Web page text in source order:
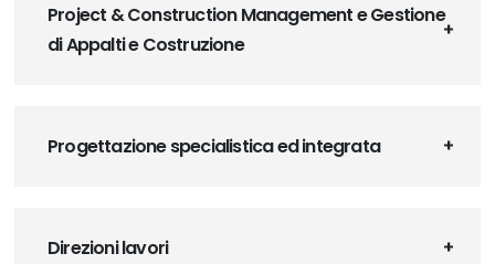
Project & Construction Management e Gestione
di Appalti e Costruzione
Progettazione specialistica ed integrata
Direzioni lavori